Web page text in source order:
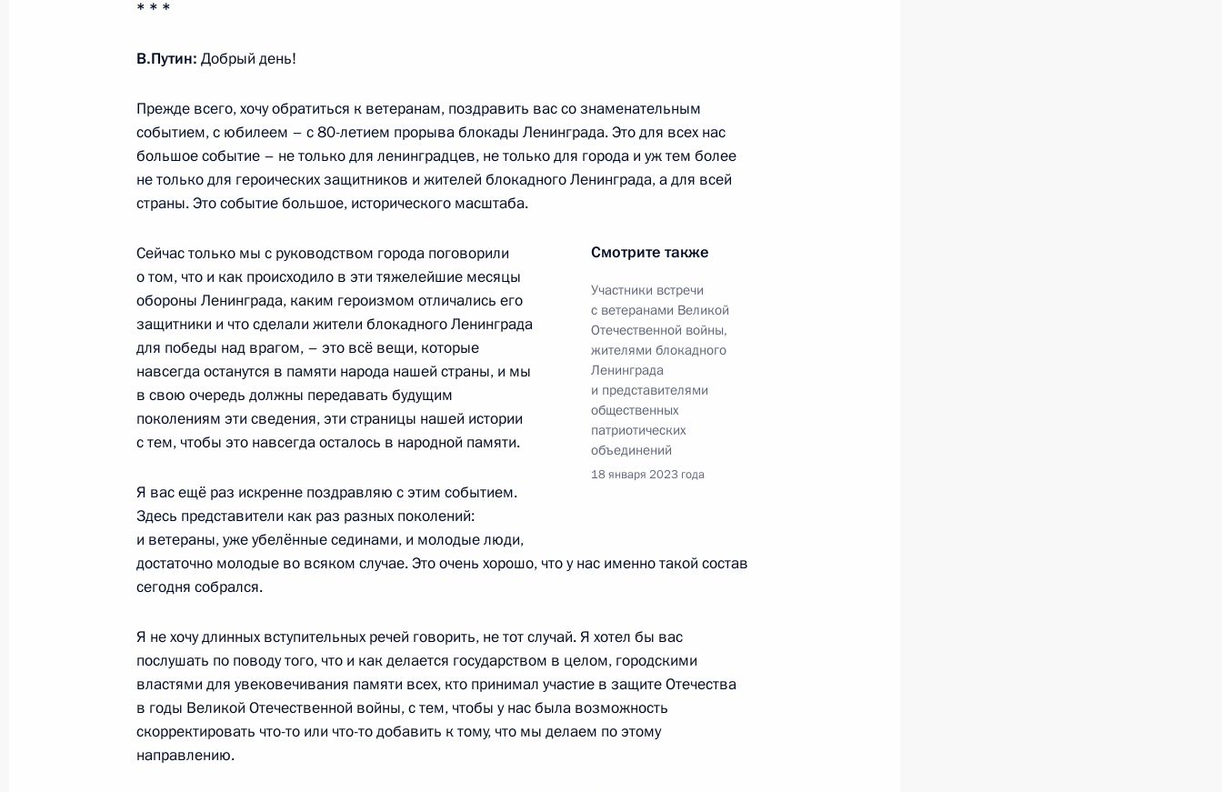
23 февраля 2023 года, четверг
Возложение венка к Могиле Неизвестного Солдата
23 февраля 2023 года, 12:20 Москва, Александровский сад
17 февраля 2023 года, пятница
30-летие «Газпрома»
17 февраля 2023 года, 14:00 Московская область, Ново-Огарёво
15 февраля 2023 года, среда
Открытие объектов здравоохранения в регионах России
15 февраля 2023 года, 18:05 Московская область, Ново-Огарёво
9 февраля 2023 года, четверг
России
9 февраля 2023 года, 19:50 Москва, Кремль
Встреча с представителями авиационной отрасли
* * *
В.Путин: Добрый день!
Прежде всего, хочу обратиться к ветеранам, поздравить вас со знаменательным
событием, с юбилеем – с 80-летием прорыва блокады Ленинграда. Это для всех нас
большое событие – не только для ленинградцев, не только для города и уж тем более
не только для героических защитников и жителей блокадного Ленинграда, а для всей
страны. Это событие большое, исторического масштаба.
Смотрите также
Участники встречи
с ветеранами Великой
Отечественной войны,
жителями блокадного
Ленинграда
и представителями
общественных
патриотических
объединений
18 января 2023 года
Сейчас только мы с руководством города поговорили
о том, что и как происходило в эти тяжелейшие месяцы
обороны Ленинграда, каким героизмом отличались его
защитники и что сделали жители блокадного Ленинграда
для победы над врагом, – это всё вещи, которые
навсегда останутся в памяти народа нашей страны, и мы
в свою очередь должны передавать будущим
поколениям эти сведения, эти страницы нашей истории
с тем, чтобы это навсегда осталось в народной памяти.
Я вас ещё раз искренне поздравляю с этим событием.
Здесь представители как раз разных поколений:
и ветераны, уже убелённые сединами, и молодые люди,
достаточно молодые во всяком случае. Это очень хорошо, что у нас именно такой состав
сегодня собрался.
Я не хочу длинных вступительных речей говорить, не тот случай. Я хотел бы вас
послушать по поводу того, что и как делается государством в целом, городскими
властями для увековечивания памяти всех, кто принимал участие в защите Отечества
в годы Великой Отечественной войны, с тем, чтобы у нас была возможность
скорректировать что-то или что-то добавить к тому, что мы делаем по этому
направлению.